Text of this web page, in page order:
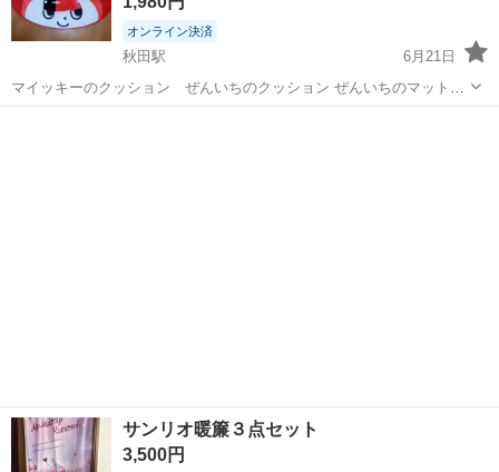
オンライン決済
秋田駅
6月21日
マイッキーのクッション ぜんいちのクッション ぜんいちのマット
ぜんいちティッシュ入れ セットでのの投稿です。 数年前に全てしまむ
サンリオ暖簾３点セット
3,500円